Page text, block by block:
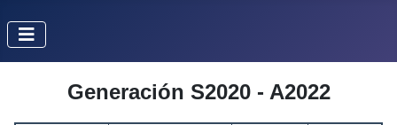
Generación S2020 - A2022